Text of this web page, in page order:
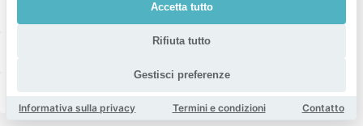
Palito Restaurant Düsseldorf
Accetta tutto
Rifiuta tutto
Gestisci preferenze
Informativa sulla privacy Termini e condizioni Contatto